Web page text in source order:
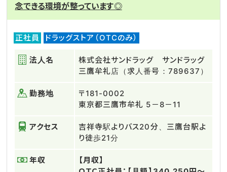
念できる環境が整っています◎
正社員 ドラッグストア（OTCのみ）
法人名
株式会社サンドラッグ サンドラッグ
三鷹牟礼店（求人番号：789637）
勤務地
〒181-0002
東京都三鷹市牟礼 5－8－11
アクセス
吉祥寺駅よりバス20分、三鷹台駅よ
り徒歩21分
年収
【月収】